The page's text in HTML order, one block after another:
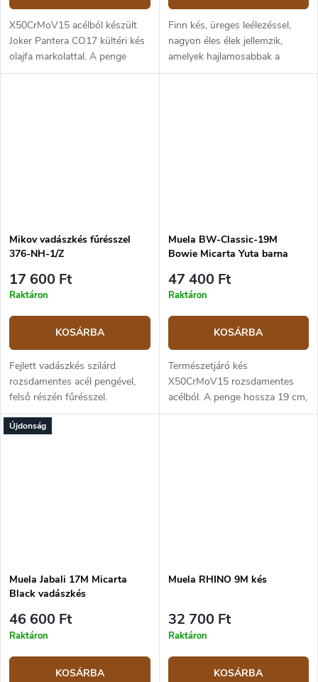
X50CrMoV15 acélból készült
Joker Pantera CO17 kültéri kés
olajfa markolattal. A penge
hossza 9,8 cm.
Finn kés, üreges leélezéssel,
nagyon éles élek jellemzik,
amelyek hajlamosabbak a
sérülésekre. Ezért nem alkalmas
Mikov vadászkés fűrésszel
376-NH-1/Z
17 600 Ft
Raktáron
KOSÁRBA
Fejlett vadászkés szilárd
rozsdamentes acél pengével,
felső részén fűrésszel.
Markolata ellenálló műszarvból
készült, aminek köszönhetően
Muela BW-Classic-19M
Bowie Micarta Yuta barna
47 400 Ft
Raktáron
KOSÁRBA
Természetjáró kés
X50CrMoV15 rozsdamentes
acélból. A penge hossza 19 cm,
teljes hossza 31 cm. Markolata
Újdonság
Muela Jabali 17M Micarta
Black vadászkés
46 600 Ft
Raktáron
KOSÁRBA
Muela RHINO 9M kés
32 700 Ft
Raktáron
KOSÁRBA